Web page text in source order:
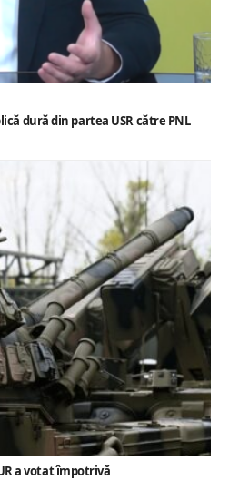
dură din partea USR către PNL
a votat împotrivă